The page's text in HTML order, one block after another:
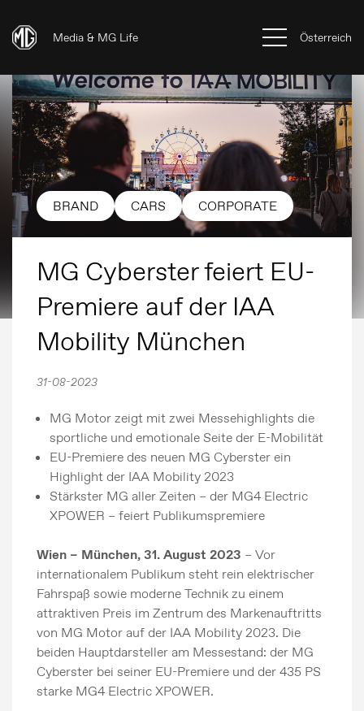
Media & MG Life Österreich
BRAND CARS CORPORATE
MG Cyberster feiert EU-
Premiere auf der IAA
Mobility München
31-08-2023
MG Motor zeigt mit zwei Messehighlights die
sportliche und emotionale Seite der E-Mobilität
EU-Premiere des neuen MG Cyberster ein
Highlight der IAA Mobility 2023
Stärkster MG aller Zeiten – der MG4 Electric
XPOWER – feiert Publikumspremiere
Wien – München, 31. August 2023 – Vor
internationalem Publikum steht rein elektrischer
Fahrspaß sowie moderne Technik zu einem
attraktiven Preis im Zentrum des Markenauftritts
von MG Motor auf der IAA Mobility 2023. Die
beiden Hauptdarsteller am Messestand: der MG
Cyberster bei seiner EU-Premiere und der 435 PS
starke MG4 Electric XPOWER.